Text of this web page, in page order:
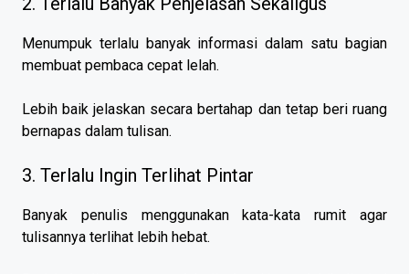
Menumpuk terlalu banyak informasi dalam satu bagian
membuat pembaca cepat lelah.
Lebih baik jelaskan secara bertahap dan tetap beri ruang
bernapas dalam tulisan.
3. Terlalu Ingin Terlihat Pintar
Banyak penulis menggunakan kata-kata rumit agar
tulisannya terlihat lebih hebat.